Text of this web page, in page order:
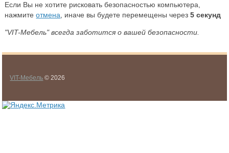
Если Вы не хотите рисковать безопасностью компьютера,
нажмитеотмена , иначе вы будете перемещены через5 секунд
"VIT-Мебель" всегда заботится о вашей безопасности.
VIT-Мебель © 2026